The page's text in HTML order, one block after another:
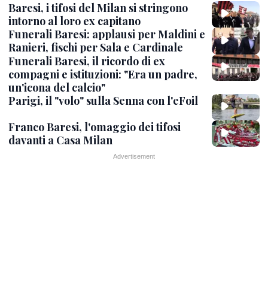
Baresi, i tifosi del Milan si stringono
intorno al loro ex capitano
Funerali Baresi: applausi per Maldini e
Ranieri, fischi per Sala e Cardinale
Funerali Baresi, il ricordo di ex
compagni e istituzioni: "Era un padre,
un'icona del calcio"
Parigi, il "volo" sulla Senna con l'eFoil
Franco Baresi, l'omaggio dei tifosi
davanti a Casa Milan